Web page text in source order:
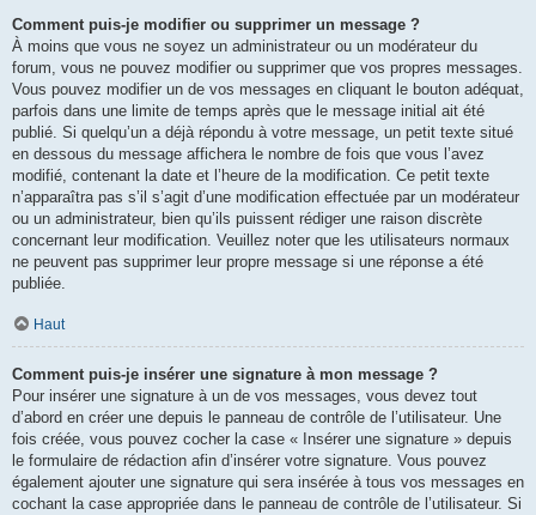
Comment puis-je modifier ou supprimer un message ?
À moins que vous ne soyez un administrateur ou un modérateur du
forum, vous ne pouvez modifier ou supprimer que vos propres messages.
Vous pouvez modifier un de vos messages en cliquant le bouton adéquat,
parfois dans une limite de temps après que le message initial ait été
publié. Si quelqu’un a déjà répondu à votre message, un petit texte situé
en dessous du message affichera le nombre de fois que vous l’avez
modifié, contenant la date et l’heure de la modification. Ce petit texte
n’apparaîtra pas s’il s’agit d’une modification effectuée par un modérateur
ou un administrateur, bien qu’ils puissent rédiger une raison discrète
concernant leur modification. Veuillez noter que les utilisateurs normaux
ne peuvent pas supprimer leur propre message si une réponse a été
publiée.
Haut
Comment puis-je insérer une signature à mon message ?
Pour insérer une signature à un de vos messages, vous devez tout
d’abord en créer une depuis le panneau de contrôle de l’utilisateur. Une
fois créée, vous pouvez cocher la case « Insérer une signature » depuis
le formulaire de rédaction afin d’insérer votre signature. Vous pouvez
également ajouter une signature qui sera insérée à tous vos messages en
cochant la case appropriée dans le panneau de contrôle de l’utilisateur. Si